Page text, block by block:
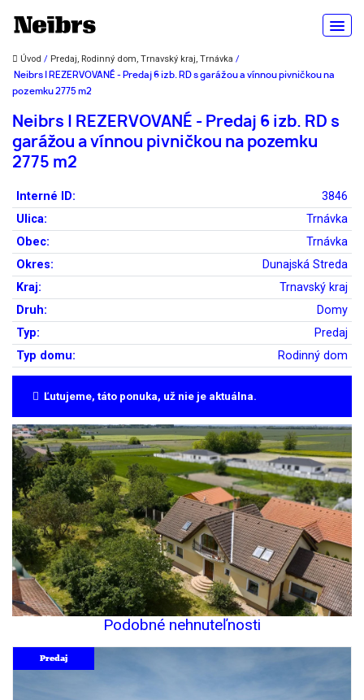
Úvod / Predaj, Rodinný dom, Trnavský kraj, Trnávka /
Neibrs | REZERVOVANÉ - Predaj 6 izb. RD s garážou a vínnou pivničkou na
pozemku 2775 m2
Neibrs | REZERVOVANÉ - Predaj 6 izb. RD s
garážou a vínnou pivničkou na pozemku
2775 m2
Interné ID:
3846
Ulica:
Trnávka
Obec:
Trnávka
Okres:
Dunajská Streda
Kraj:
Trnavský kraj
Druh:
Domy
Typ:
Predaj
Typ domu:
Rodinný dom
Ľutujeme, táto ponuka, už nie je aktuálna.
Podobné nehnuteľnosti
Predaj